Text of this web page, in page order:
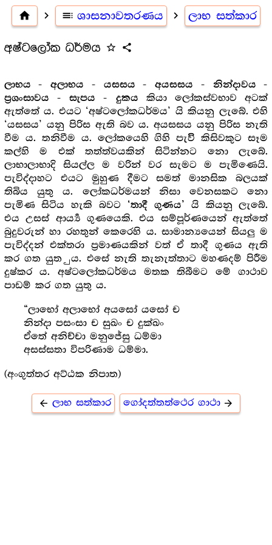
home navigate_next toc ශාසනාවතරණය navigate_next ලාභ සත්කාර
අෂ්ටලෝක ධර්මය star_outline share
ලාභය - අලාභය - යසසය - අයසසය - නින්දාවය -
ප්‍ර‍ශංසාවය - සැපය - දුකය කියා ලෝකස්වභාව අටක්
ඇත්තේ ය. එයට ‘අෂ්ටලෝකධර්මය’ යි කියනු ලැබේ. එහි
‘යසසය’ යනු පිරිස ඇති බව ය. අයසසය යනු පිරිස නැති
වීම ය. තනිවීම ය. ලෝකයෙහි ගිහි පැවිි කිසිවකුට සෑම
කල්හි ම එක් තත්ත්වයකින් සිටින්නට නො ලැබේ.
ලාභාලාභාදි සියල්ල ම වරින් වර සැමට ම පැමිණෙයි.
පැවිද්දාහට එයට මුහුණ දීමට සමත් මානසික බලයක්
තිබිය යුතු ය. ලෝකධර්මයන් නිසා වෙනසකට නො
පැමිණ සිටිය හැකි බවට ‘තාදී ගුණය’ යි කියනු ලැබේ.
එය උසස් ආර්‍ය්‍ය ගුණයෙකි. එය සම්පූර්ණයෙන් ඇත්තේ
බුදුවරුන් හා රහතුන් කෙරෙහි ය. සාමාන්‍යයෙන් සියලු ම
පැවිද්දන් එක්තරා ප්‍ර‍මාණයකින් වත් ඒ තාදී ගුණය ඇති
කර ගත යුත ුය. එසේ නැති තැනැත්තාට මහණදම් පිරීම
දුෂ්කර ය. අෂ්ටලෝකධර්මය මතක තිබීමට මේ ගාථාව
පාඩම් කර ගත යුතු ය.
“ලාභෝ අලාභෝ අයසෝ යසෝ ච
නින්දා පසංසා ච සුඛං ච දුක්ඛං
ඒතේ අනිච්චා මනුජේසු ධම්මා
අසස්සතා විපරිණාම ධම්මා.
(අංගුත්තර අට්ඨක නිපාත)
arrow_back ලාභ සත්කාර ගෝදත්තත්ථෙර ගාථා arrow_forward